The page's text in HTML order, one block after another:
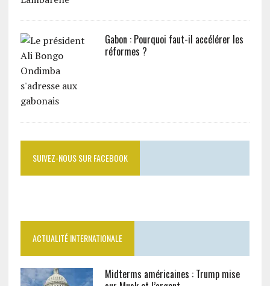
Gabon : Pourquoi faut-il accélérer les
réformes ?
SUIVEZ-NOUS SUR FACEBOOK
ACTUALITÉ INTERNATIONALE
Midterms américaines : Trump mise